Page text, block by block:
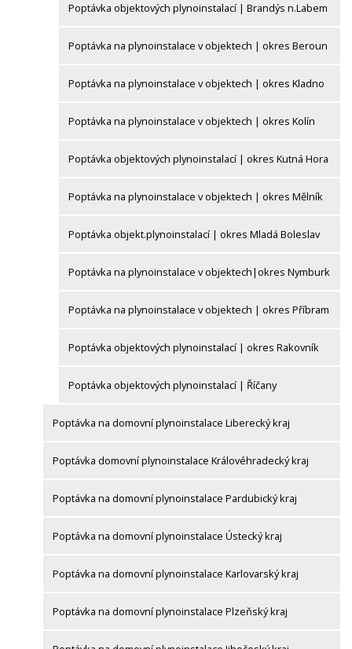
Poptávka objektových plynoinstalací | Brandýs n.Labem
Poptávka na plynoinstalace v objektech | okres Beroun
Poptávka na plynoinstalace v objektech | okres Kladno
Poptávka na plynoinstalace v objektech | okres Kolín
Poptávka objektových plynoinstalací | okres Kutná Hora
Poptávka na plynoinstalace v objektech | okres Mělník
Poptávka objekt.plynoinstalací | okres Mladá Boleslav
Poptávka na plynoinstalace v objektech|okres Nymburk
Poptávka na plynoinstalace v objektech | okres Příbram
Poptávka objektových plynoinstalací | okres Rakovník
Poptávka objektových plynoinstalací | Říčany
Poptávka na domovní plynoinstalace Liberecký kraj
Poptávka domovní plynoinstalace Královéhradecký kraj
Poptávka na domovní plynoinstalace Pardubický kraj
Poptávka na domovní plynoinstalace Ústecký kraj
Poptávka na domovní plynoinstalace Karlovarský kraj
Poptávka na domovní plynoinstalace Plzeňský kraj